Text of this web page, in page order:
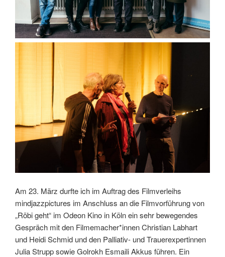
Am 23. März durfte ich im Auftrag des Filmverleihs
mindjazzpictures im Anschluss an die Filmvorführung von
„Röbi geht“ im Odeon Kino in Köln ein sehr bewegendes
Gespräch mit den Filmemacher*innen Christian Labhart
und Heidi Schmid und den Palliativ- und Trauerexpertinnen
Julia Strupp sowie Golrokh Esmaili Akkus führen. Ein